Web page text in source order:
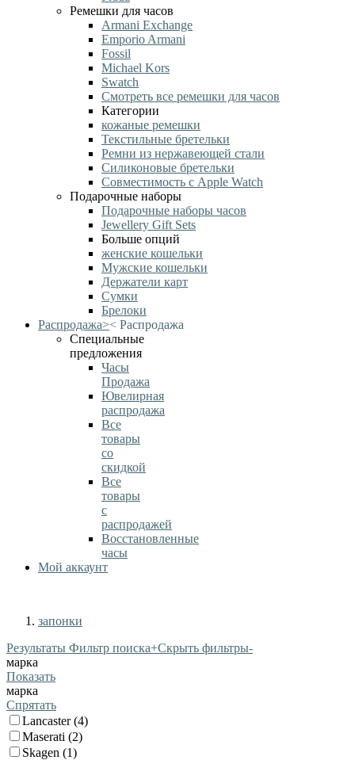
Ремешки для часов
Armani Exchange
Emporio Armani
Fossil
Michael Kors
Swatch
Смотреть все ремешки для часов
Категории
кожаные ремешки
Текстильные бретельки
Ремни из нержавеющей стали
Силиконовые бретельки
Совместимость с Apple Watch
Подарочные наборы
Подарочные наборы часов
Jewellery Gift Sets
Больше опций
женские кошельки
Мужские кошельки
Держатели карт
Сумки
Брелоки
Распродажа>< Распродажа
Специальные
предложения
Часы
Продажа
Ювелирная
распродажа
Все
товары
со
скидкой
Все
товары
с
распродажей
Восстановленные
часы
Мой аккаунт
запонки
Результаты Фильтр поиска+Скрыть фильтры-
марка
Показать
марка
Спрятать
Lancaster (4)
Maserati (2)
Skagen (1)